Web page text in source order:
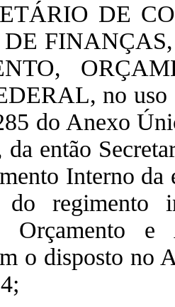
DE
no uso
do Anexo
então
Interno da
do regimento
Orçamento
o disposto no